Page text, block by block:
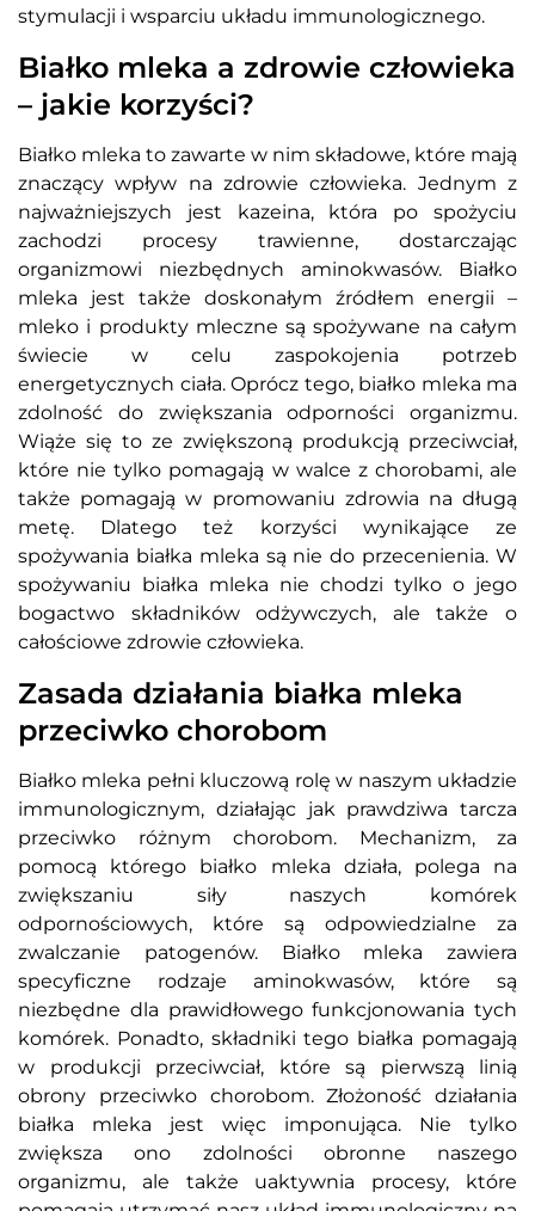
stymulacji i wsparciu układu immunologicznego.
Białko mleka a zdrowie człowieka
– jakie korzyści?
Białko mleka to zawarte w nim składowe, które mają
znaczący wpływ na zdrowie człowieka. Jednym z
najważniejszych jest kazeina, która po spożyciu
zachodzi procesy trawienne, dostarczając
organizmowi niezbędnych aminokwasów. Białko
mleka jest także doskonałym źródłem energii –
mleko i produkty mleczne są spożywane na całym
świecie w celu zaspokojenia potrzeb
energetycznych ciała. Oprócz tego, białko mleka ma
zdolność do zwiększania odporności organizmu.
Wiąże się to ze zwiększoną produkcją przeciwciał,
które nie tylko pomagają w walce z chorobami, ale
także pomagają w promowaniu zdrowia na długą
metę. Dlatego też korzyści wynikające ze
spożywania białka mleka są nie do przecenienia. W
spożywaniu białka mleka nie chodzi tylko o jego
bogactwo składników odżywczych, ale także o
całościowe zdrowie człowieka.
Zasada działania białka mleka
przeciwko chorobom
Białko mleka pełni kluczową rolę w naszym układzie
immunologicznym, działając jak prawdziwa tarcza
przeciwko różnym chorobom. Mechanizm, za
pomocą którego białko mleka działa, polega na
zwiększaniu siły naszych komórek
odpornościowych, które są odpowiedzialne za
zwalczanie patogenów. Białko mleka zawiera
specyficzne rodzaje aminokwasów, które są
niezbędne dla prawidłowego funkcjonowania tych
komórek. Ponadto, składniki tego białka pomagają
w produkcji przeciwciał, które są pierwszą linią
obrony przeciwko chorobom. Złożoność działania
białka mleka jest więc imponująca. Nie tylko
zwiększa ono zdolności obronne naszego
organizmu, ale także uaktywnia procesy, które